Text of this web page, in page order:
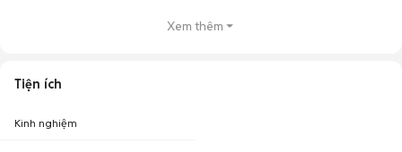
Xem thêm
Tiện ích
Kinh nghiệm